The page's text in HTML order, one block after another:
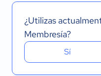
¿Utilizas
Membresía?
Sí